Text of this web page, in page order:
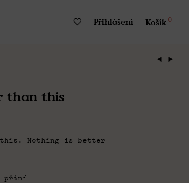
Přihlášení Košík0
than this
Nothing is better
přání